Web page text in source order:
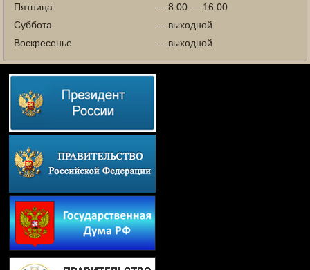
Пятница
— 8.00 — 16.00
Суббота
— выходной
Воскресенье
— выходной